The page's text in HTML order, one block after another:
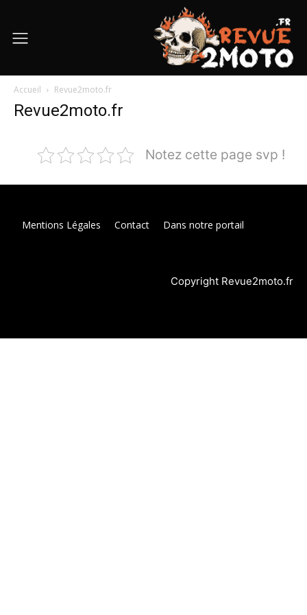
Accueil Revue2moto.fr
Revue2moto.fr
Notez cette page svp !
Mentions Légales Contact Dans notre portail
Copyright Revue2moto.fr